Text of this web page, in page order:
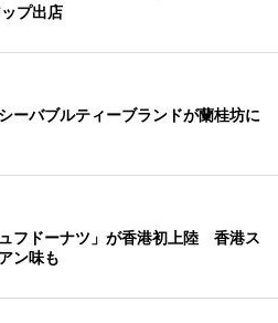
プ出店
ーバブルティーブランドが蘭桂坊に
フドーナツ」が香港初上陸 香港ス
ン味も